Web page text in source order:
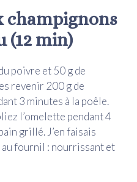
champignons
(12 min)
poivre et 50 g de
revenir 200 g de
3 minutes à la poêle.
l’omelette pendant 4
grillé. J’en faisais
fournil : nourrissant et